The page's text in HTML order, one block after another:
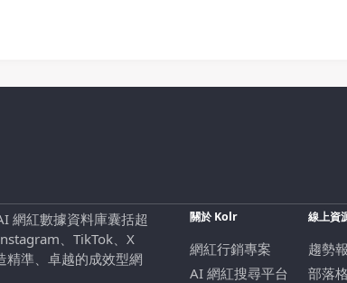
網紅數據資料庫囊括超
、TikTok、X
精準、卓越的成效型網
關於 Kolr
網紅行銷專案
AI 網紅搜尋平台
線上資
趨勢
部落格